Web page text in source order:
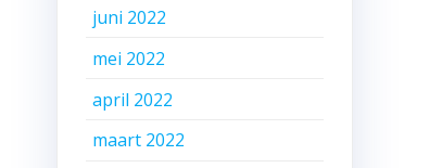
juni 2022
mei 2022
april 2022
maart 2022